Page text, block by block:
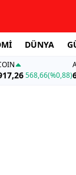
DÜNYA
568,66(%0,88)